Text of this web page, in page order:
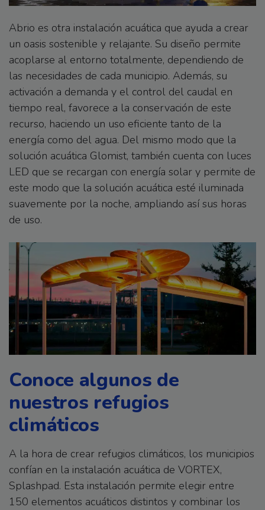
Abrio es otra instalación acuática que ayuda a crear
un oasis sostenible y relajante. Su diseño permite
acoplarse al entorno totalmente, dependiendo de
las necesidades de cada municipio. Además, su
activación a demanda y el control del caudal en
tiempo real, favorece a la conservación de este
recurso, haciendo un uso eficiente tanto de la
energía como del agua. Del mismo modo que la
solución acuática Glomist, también cuenta con luces
LED que se recargan con energía solar y permite de
este modo que la solución acuática esté iluminada
suavemente por la noche, ampliando así sus horas
de uso.
Conoce algunos de
nuestros refugios
climáticos
A la hora de crear refugios climáticos, los municipios
confían en la instalación acuática de VORTEX,
Splashpad. Esta instalación permite elegir entre
150 elementos acuáticos distintos y combinar los